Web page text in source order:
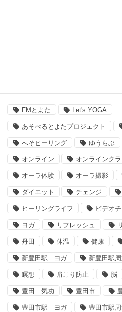
FMとよた Let's YOGA
あそべるとよたプロジェクト
へそヒーリング ゆうらぶ
オンライン オンラインクラ
オーラ体験 オーラ撮影
ダイエット チェンジ
ヒーリングライフ ビデオ
ヨガ リフレッシュ
丹田 体温 健康
新豊田駅 ヨガ 新豊田駅
瞑想 肩こり防止 脳
豊田 気功 豊田市
豊田市駅 ヨガ 豊田市駅